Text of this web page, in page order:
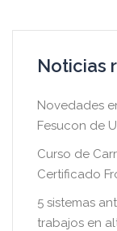
Noticias
Novedades
Fesucon de
Curso de
Certificado
5 sistemas
trabajos en